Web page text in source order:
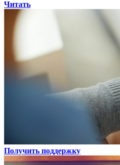
Читать
Получить поддержку